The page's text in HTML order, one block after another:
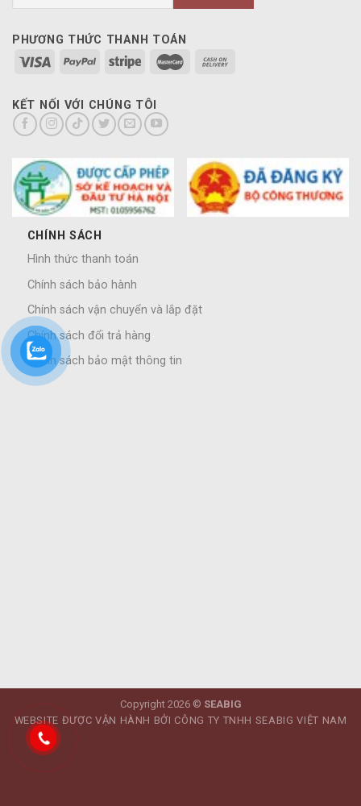
PHƯƠNG THỨC THANH TOÁN
KẾT NỐI VỚI CHÚNG TÔI
CHÍNH SÁCH
Hình thức thanh toán
Chính sách bảo hành
Chính sách vận chuyển và lắp đặt
Chính sách đổi trả hàng
Chính sách bảo mật thông tin
Copyright 2026 © SEABIG
WEBSITE ĐƯỢC VẬN HÀNH BỞI CÔNG TY TNHH SEABIG VIỆT NAM